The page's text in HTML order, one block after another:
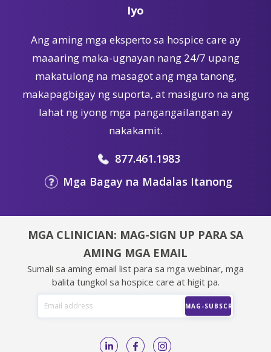
Iyo
Ang aming mga eksperto sa hospice care ay
maaaring maka-ugnayan nang 24/7 upang
makatulong na masagot ang mga tanong,
makapagbigay ng suporta, at masiguro na ang
lahat ng iyong mga pangangailangan ay
nakakamit.
877.461.1983
Mga Bagay na Madalas Itanong
MGA CLINICIAN: MAG-SIGN UP PARA SA
AMING MGA EMAIL
Sumali sa aming email list para sa mga webinar, mga
balita tungkol sa hospice care at higit pa.